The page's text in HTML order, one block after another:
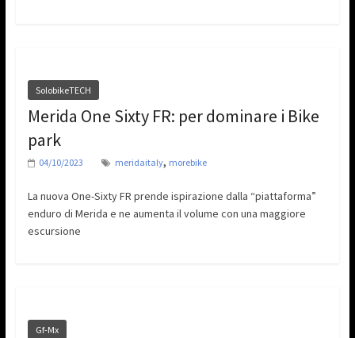
SolobikeTECH
Merida One Sixty FR: per dominare i Bike
park
04/10/2023 meridaitaly, morebike
La nuova One-Sixty FR prende ispirazione dalla “piattaforma”
enduro di Merida e ne aumenta il volume con una maggiore
escursione
Gf-Mx